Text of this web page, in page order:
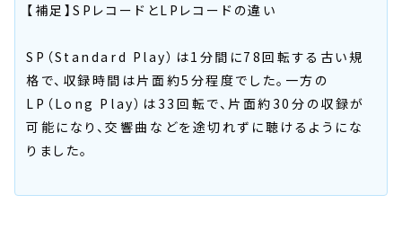
【補足】SPレコードとLPレコードの違い
SP（Standard Play）は1分間に78回転する古い規
格で、収録時間は片面約5分程度でした。一方の
LP（Long Play）は33回転で、片面約30分の収録が
可能になり、交響曲などを途切れずに聴けるようにな
りました。